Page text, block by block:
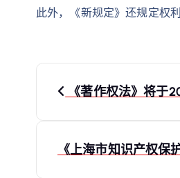
此外，《新规定》还规定权
文
导
《著作权法》将于
《上海市知识产权保